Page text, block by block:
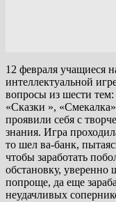
12 февраля учащиеся
интеллектуальной
вопросы из шести
«Сказки »,
проявили себя с
знания. Игра
то шел ва-банк,
чтобы заработать
обстановку,
попроще, да еще
неудачливых